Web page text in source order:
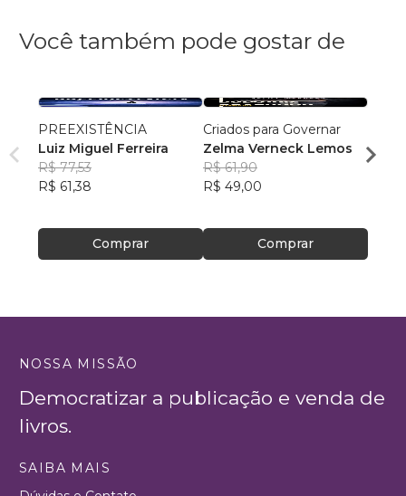
Você também pode gostar de
PREEXISTÊNCIA
Luiz Miguel Ferreira
R$ 77,53
R$ 61,38
Comprar
Criados para Governar
Zelma Verneck Lemos
R$ 61,90
R$ 49,00
Comprar
R$
NOSSA MISSÃO
Democratizar a publicação e venda de
livros.
SAIBA MAIS